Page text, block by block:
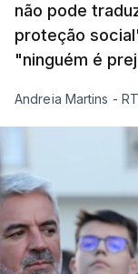
não pode
proteção
"ninguém é
Andreia Martins -